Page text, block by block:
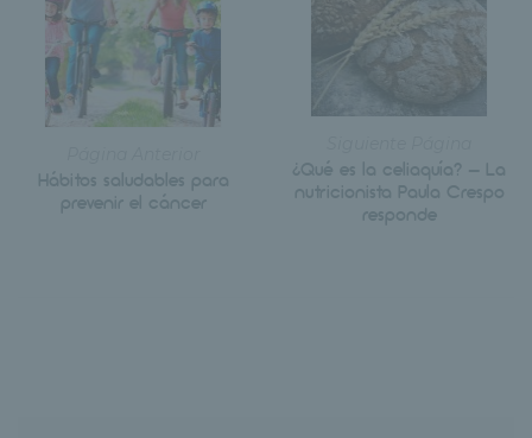
Hábitos saludables para
prevenir el cáncer
¿Qué es la celiaquía? – La
nutricionista Paula Crespo
responde